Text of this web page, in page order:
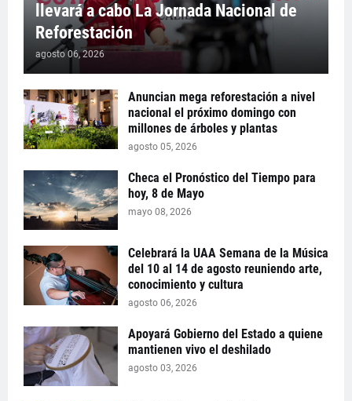
llevará a cabo La Jornada Nacional de
Reforestación
agosto 06, 2026
Anuncian mega reforestación a nivel
nacional el próximo domingo con
millones de árboles y plantas
agosto 05, 2026
Checa el Pronóstico del Tiempo para
hoy, 8 de Mayo
mayo 08, 2026
Celebrará la UAA Semana de la Música
del 10 al 14 de agosto reuniendo arte,
conocimiento y cultura
agosto 06, 2026
Apoyará Gobierno del Estado a quiene
mantienen vivo el deshilado
agosto 03, 2026